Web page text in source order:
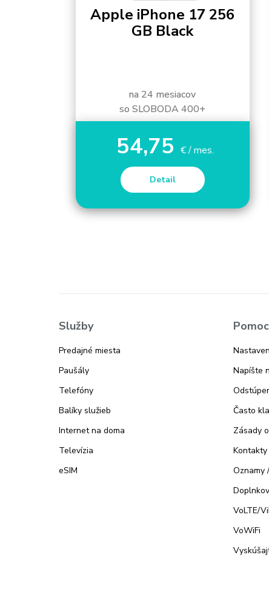
Apple iPhone 17 256
GB Black
na 24 mesiacov
so SLOBODA 400+
54,75 € / mes.
Detail
Služby
Predajné miesta
Paušály
Telefóny
Balíky služieb
Internet na doma
Televízia
eSIM
Napíšte
Často
Zásady
Kontakty
Oznamy
VoLTE/
VoWiFi